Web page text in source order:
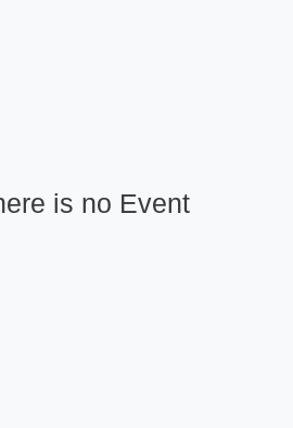
is no Event